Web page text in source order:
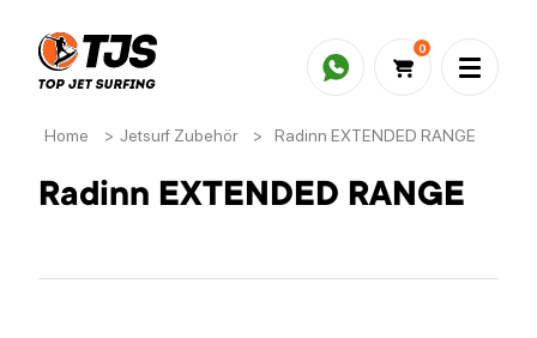
0
Home > Jetsurf Zubehör > Radinn EXTENDED RANGE
Radinn EXTENDED RANGE